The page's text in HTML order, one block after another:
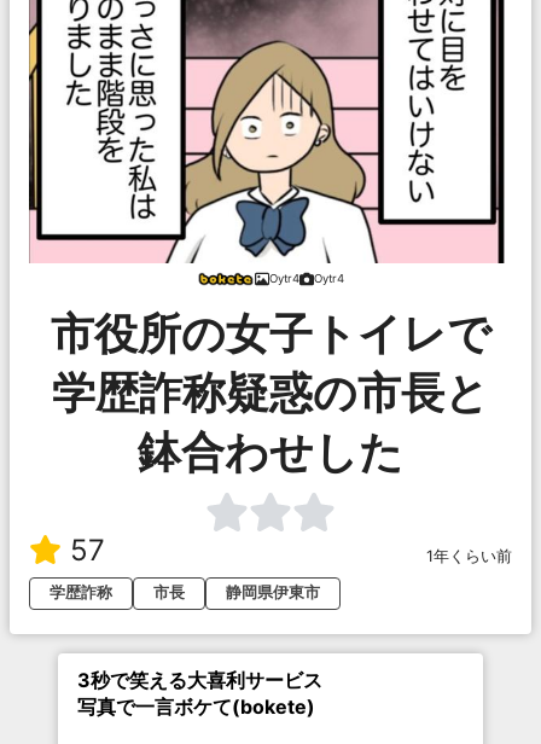
Oytr4 Oytr4
市役所の女子トイレで
学歴詐称疑惑の市長と
鉢合わせした
57
1年くらい前
学歴詐称
市長 静岡県伊東市
3秒で笑える大喜利サービス
写真で一言ボケて(bokete)